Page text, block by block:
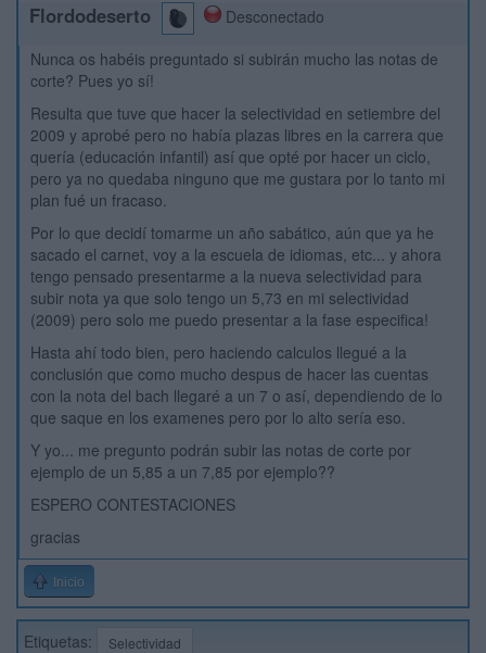
Flordodeserto
Desconectado
Nunca os habéis preguntado si subirán mucho las notas de
corte? Pues yo sí!
Resulta que tuve que hacer la selectividad en setiembre del
2009 y aprobé pero no había plazas libres en la carrera que
quería (educación infantil) así que opté por hacer un ciclo,
pero ya no quedaba ninguno que me gustara por lo tanto mi
plan fué un fracaso.
Por lo que decidí tomarme un año sabático, aún que ya he
sacado el carnet, voy a la escuela de idiomas, etc... y ahora
tengo pensado presentarme a la nueva selectividad para
subir nota ya que solo tengo un 5,73 en mi selectividad
(2009) pero solo me puedo presentar a la fase especifica!
Hasta ahí todo bien, pero haciendo calculos llegué a la
conclusión que como mucho despus de hacer las cuentas
con la nota del bach llegaré a un 7 o así, dependiendo de lo
que saque en los examenes pero por lo alto sería eso.
Y yo... me pregunto podrán subir las notas de corte por
ejemplo de un 5,85 a un 7,85 por ejemplo??
ESPERO CONTESTACIONES
gracias
Inicio
Etiquetas: Selectividad